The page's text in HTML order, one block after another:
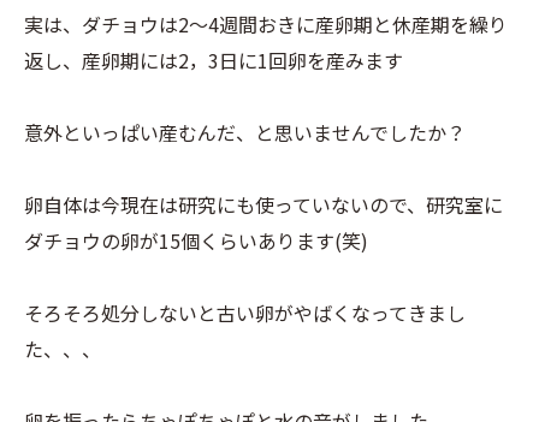
実は、ダチョウは2～4週間おきに産卵期と休産期を繰り
返し、産卵期には2，3日に1回卵を産みます
意外といっぱい産むんだ、と思いませんでしたか？
卵自体は今現在は研究にも使っていないので、研究室に
ダチョウの卵が15個くらいあります(笑)
そろそろ処分しないと古い卵がやばくなってきまし
た、、、